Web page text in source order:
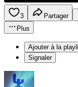
3 Partager
Plus
Ajouter à la
Signaler